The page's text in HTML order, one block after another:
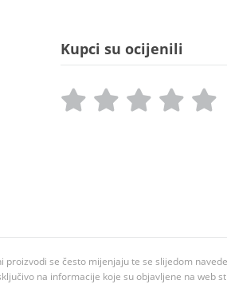
Kupci su ocijenili
se često mijenjaju te se slijedom
na informacije koje su objavljene na web